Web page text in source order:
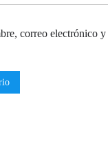
correo electrónico